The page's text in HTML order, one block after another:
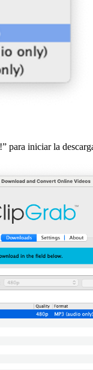
para iniciar la